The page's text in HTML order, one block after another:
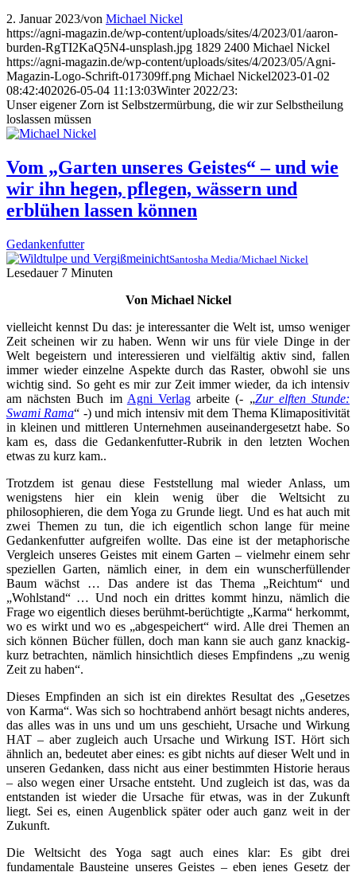
2. Januar 2023/von Michael Nickel
https://agni-magazin.de/wp-content/uploads/sites/4/2023/01/aaron-
burden-RgTI2KaQ5N4-unsplash.jpg 1829 2400 Michael Nickel
https://agni-magazin.de/wp-content/uploads/sites/4/2023/05/Agni-
Magazin-Logo-Schrift-017309ff.png Michael Nickel2023-01-02
08:42:402026-05-04 11:13:03Winter 2022/23:
Unser eigener Zorn ist Selbstzermürbung, die wir zur Selbstheilung
loslassen müssen
Vom „Garten unseres Geistes“ – und wie
wir ihn hegen, pflegen, wässern und
erblühen lassen können
Gedankenfutter
Santosha Media/Michael Nickel
Lesedauer 7 Minuten
Von Michael Nickel
vielleicht kennst Du das: je interessanter die Welt ist, umso weniger
Zeit scheinen wir zu haben. Wenn wir uns für viele Dinge in der
Welt begeistern und interessieren und vielfältig aktiv sind, fallen
immer wieder einzelne Aspekte durch das Raster, obwohl sie uns
wichtig sind. So geht es mir zur Zeit immer wieder, da ich intensiv
am nächsten Buch im Agni Verlag arbeite (- „Zur elften Stunde:
Swami Rama“ -) und mich intensiv mit dem Thema Klimapositivität
in kleinen und mittleren Unternehmen auseinandergesetzt habe. So
kam es, dass die Gedankenfutter-Rubrik in den letzten Wochen
etwas zu kurz kam..
Trotzdem ist genau diese Feststellung mal wieder Anlass, um
wenigstens hier ein klein wenig über die Weltsicht zu
philosophieren, die dem Yoga zu Grunde liegt. Und es hat auch mit
zwei Themen zu tun, die ich eigentlich schon lange für meine
Gedankenfutter aufgreifen wollte. Das eine ist der metaphorische
Vergleich unseres Geistes mit einem Garten – vielmehr einem sehr
speziellen Garten, nämlich einer, in dem ein wunscherfüllender
Baum wächst … Das andere ist das Thema „Reichtum“ und
„Wohlstand“ … Und noch ein drittes kommt hinzu, nämlich die
Frage wo eigentlich dieses berühmt-berüchtigte „Karma“ herkommt,
wo es wirkt und wo es „abgespeichert“ wird. Alle drei Themen an
sich können Bücher füllen, doch man kann sie auch ganz knackig-
kurz betrachten, nämlich hinsichtlich dieses Empfindens „zu wenig
Zeit zu haben“.
Dieses Empfinden an sich ist ein direktes Resultat des „Gesetzes
von Karma“. Was sich so hochtrabend anhört besagt nichts anderes,
das alles was in uns und um uns geschieht, Ursache und Wirkung
HAT – aber zugleich auch Ursache und Wirkung IST. Hört sich
ähnlich an, bedeutet aber eines: es gibt nichts auf dieser Welt und in
unseren Gedanken, dass nicht aus einer bestimmten Historie heraus
– also wegen einer Ursache entsteht. Und zugleich ist das, was da
entstanden ist wieder die Ursache für etwas, was in der Zukunft
liegt. Sei es, einen Augenblick später oder auch ganz weit in der
Zukunft.
Die Weltsicht des Yoga sagt auch eines klar: Es gibt drei
fundamentale Bausteine unseres Geistes – eben jenes Gesetz der